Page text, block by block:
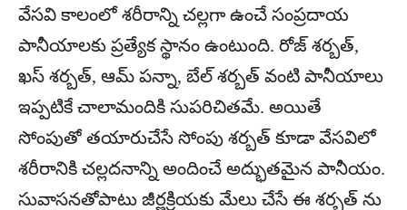
వేసవి కాలంలో శరీరాన్ని చల్లగా ఉంచే సంప్రదాయ
పానీయాలకు ప్రత్యేక స్థానం ఉంటుంది. రోజ్ శర్బత్,
ఖస్ శర్బత్, ఆమ్ పన్నా, బేల్ శర్బత్ వంటి పానీయాలు
ఇప్పటికే చాలామందికి సుపరిచితమే. అయితే
సోంపుతో తయారుచేసే సోంపు శర్బత్ కూడా వేసవిలో
శరీరానికి చల్లదనాన్ని అందించే అద్భుతమైన పానీయం.
సువాసనతోపాటు జీర్ణక్రియకు మేలు చేసే ఈ శర్బత్ ను